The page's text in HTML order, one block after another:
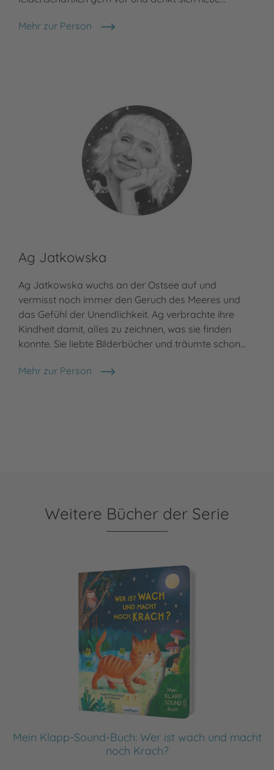
Mehr zur Person
Madlen Ottenschläger
Ag Jatkowska
Ag Jatkowska wuchs an der Ostsee auf und
vermisst noch immer den Geruch des Meeres und
das Gefühl der Unendlichkeit. Ag verbrachte ihre
Kindheit damit, alles zu zeichnen, was sie finden
konnte. Sie liebte Bilderbücher und träumte schon…
Mehr zur Person
Ag Jatkowska
Weitere Bücher der Serie
Mein Klapp-Sound-Buch: Wer ist wach und macht
noch Krach?